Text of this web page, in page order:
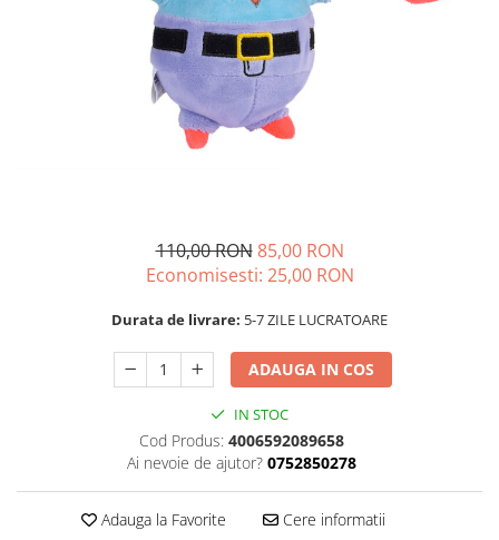
110,00 RON 85,00 RON
Economisesti: 25,00 RON
Durata de livrare: 5-7 ZILE LUCRATOARE
ADAUGA IN COS
IN STOC
Cod Produs: 4006592089658
Ai nevoie de ajutor? 0752850278
Adauga la Favorite Cere informatii